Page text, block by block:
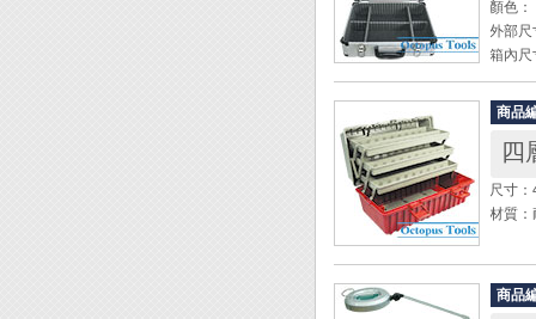
顏色：
外部
箱內
配件
◆ 工具
◆ 下
◆ 四
◆ 一
* 此處
確認
商品
尺寸
材質
◆ 耐用
◆ 三層
◆ 專利
商品